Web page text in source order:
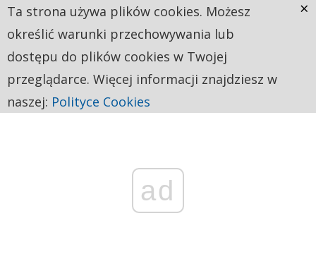
ad
Ta strona używa plików cookies. Możesz
określić warunki przechowywania lub
dostępu do plików cookies w Twojej
przeglądarce. Więcej informacji znajdziesz w
naszej: Polityce Cookies
×